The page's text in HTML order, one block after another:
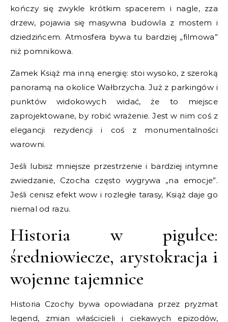
kończy się zwykle krótkim spacerem i nagle, zza
drzew, pojawia się masywna budowla z mostem i
dziedzińcem. Atmosfera bywa tu bardziej „filmowa”
niż pomnikowa.
Zamek Książ ma inną energię: stoi wysoko, z szeroką
panoramą na okolice Wałbrzycha. Już z parkingów i
punktów widokowych widać, że to miejsce
zaprojektowane, by robić wrażenie. Jest w nim coś z
elegancji rezydencji i coś z monumentalności
warowni.
Jeśli lubisz mniejsze przestrzenie i bardziej intymne
zwiedzanie, Czocha często wygrywa „na emocje”.
Jeśli cenisz efekt wow i rozległe tarasy, Książ daje go
niemal od razu.
Historia w pigułce:
średniowiecze, arystokracja i
wojenne tajemnice
Historia Czochy bywa opowiadana przez pryzmat
legend, zmian właścicieli i ciekawych epizodów,